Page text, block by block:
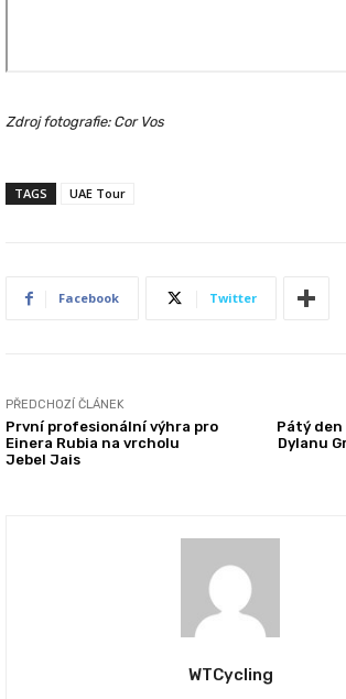
Zdroj fotografie: Cor Vos
TAGS UAE Tour
Facebook Twitter
PŘEDCHOZÍ ČLÁNEK
První profesionální výhra pro
Einera Rubia na vrcholu
Jebel Jais
Pátý den
Dylanu
WTCycling